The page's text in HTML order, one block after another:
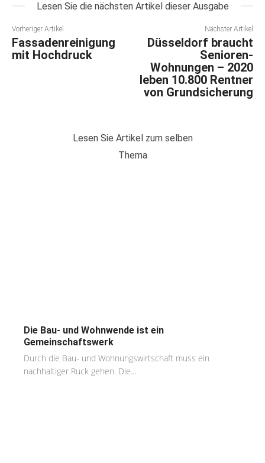
Lesen Sie die nächsten Artikel dieser Ausgabe
Vorheriger Artikel
Fassadenreinigung
mit Hochdruck
Nächster Artikel
Düsseldorf braucht
Senioren-
Wohnungen – 2020
leben 10.800 Rentner
von Grundsicherung
Lesen Sie Artikel zum selben
Thema
Die Bau- und Wohnwende ist ein
Gemeinschaftswerk
Durch die Bau- und Wohnungswirtschaft muss ein
nachhaltiger Ruck gehen. Die...